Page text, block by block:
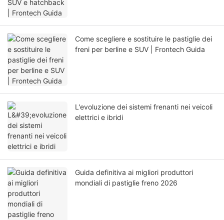
Come scegliere e sostituire le pastiglie dei
freni per berline e SUV | Frontech Guida
L'evoluzione dei sistemi frenanti nei veicoli
elettrici e ibridi
Guida definitiva ai migliori produttori
mondiali di pastiglie freno 2026